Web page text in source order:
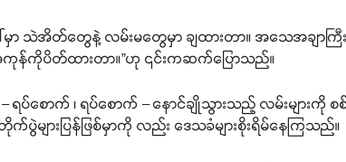
ာ သဲအိတ်တွေနဲ့ လမ်းမတွေမှာ ချထားတာ။ အသေအချာက
န်ကိုပိတ်ထားတာ။”ဟု ၎င်းကဆက်ပြောသည်။
ောက် ၊ ရပ်စောက် – နောင်ချိုသွားသည့် လမ်းများကို
ပွဲများပြန်ဖြစ်မှာကို လည်း ဒေသခံများစိုးရိမ်နေကြသည်။​